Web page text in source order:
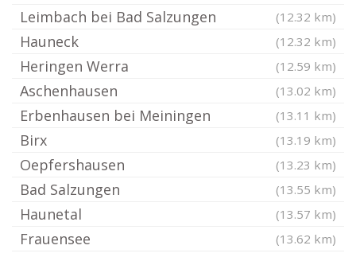
Leimbach bei Bad Salzungen (12.32 km)
Hauneck (12.32 km)
Heringen Werra (12.59 km)
Aschenhausen (13.02 km)
Erbenhausen bei Meiningen (13.11 km)
Birx (13.19 km)
Oepfershausen (13.23 km)
Bad Salzungen (13.55 km)
Haunetal (13.57 km)
Frauensee (13.62 km)